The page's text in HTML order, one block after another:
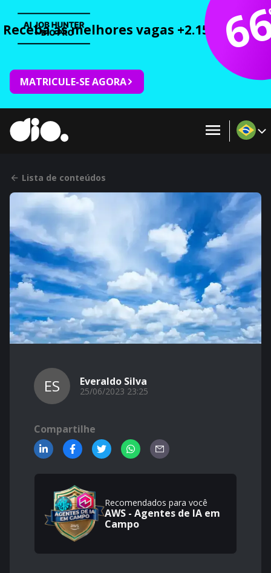
Receba as melhores vagas +2.150 cursos
MATRICULE-SE AGORA
Lista de conteúdos
ES Everaldo Silva
25/06/2023 23:25
Compartilhe
Recomendados para você
AWS - Agentes de IA em
Campo